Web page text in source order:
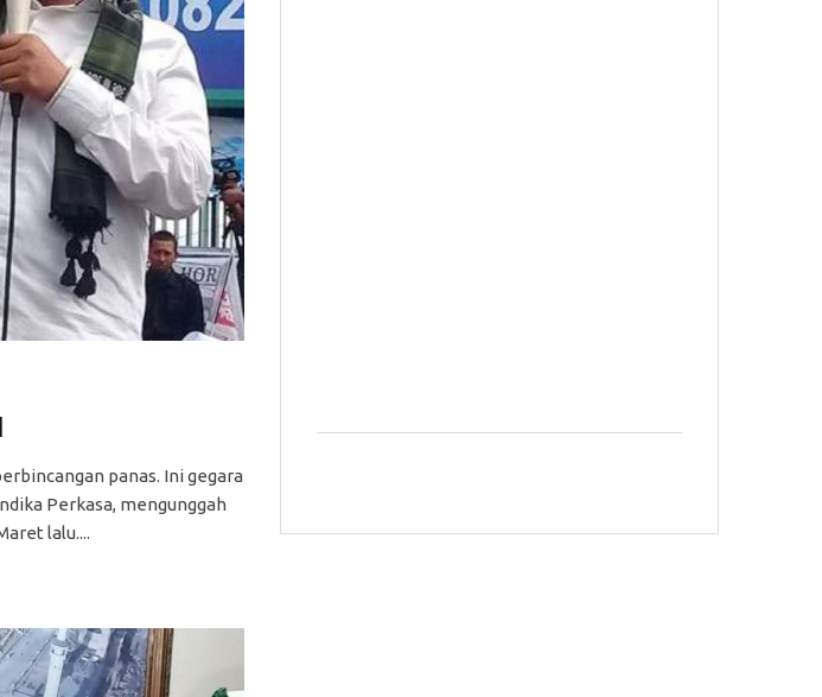
panas. Ini gegara
Perkasa, mengunggah
lalu....